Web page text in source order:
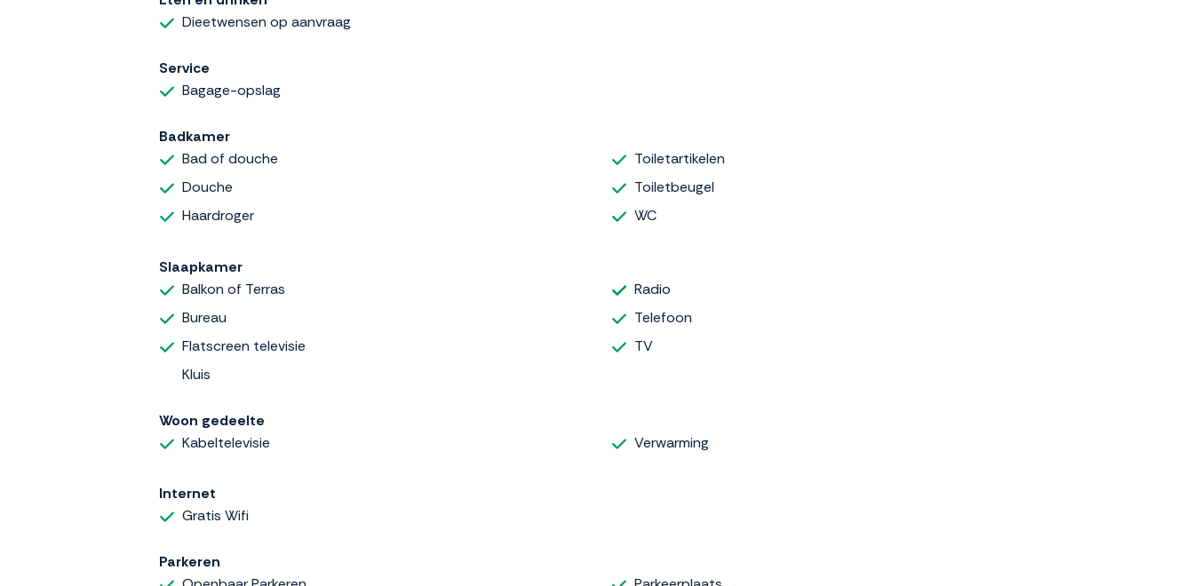
Dieetwensen op aanvraag
Service
Bagage-opslag
Badkamer
Bad of douche
Douche
Haardroger
Toiletartikelen
Toiletbeugel
WC
Slaapkamer
Balkon of Terras
Bureau
Flatscreen televisie
Kluis
Radio
Telefoon
TV
Woon gedeelte
Kabeltelevisie
Verwarming
Internet
Gratis Wifi
Parkeren